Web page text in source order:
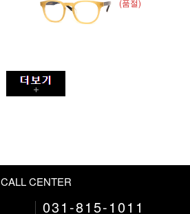
(품절)
CALL CENTER
031-815-1011